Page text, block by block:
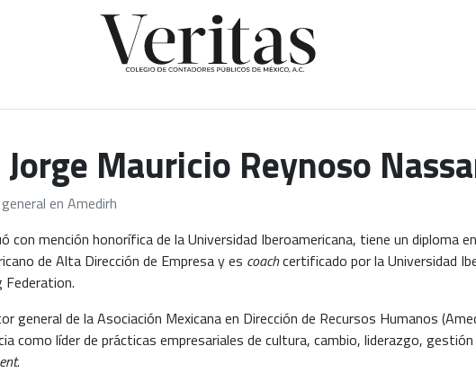
Jorge Mauricio Reynoso
en Amedirh
con mención honorífica de la Universidad Iberoamericana, tiene un diploma
de Alta Dirección de Empresa y es coachcertificado por la Universidad
Federation.
general de la Asociación Mexicana en Dirección de Recursos Humanos
como líder de prácticas empresariales de cultura, cambio, liderazgo,
.